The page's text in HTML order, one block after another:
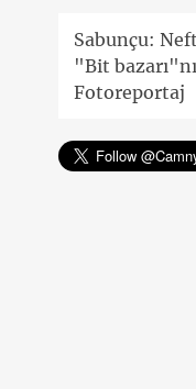
Sabunçu:
"Bit
Fotoreportaj